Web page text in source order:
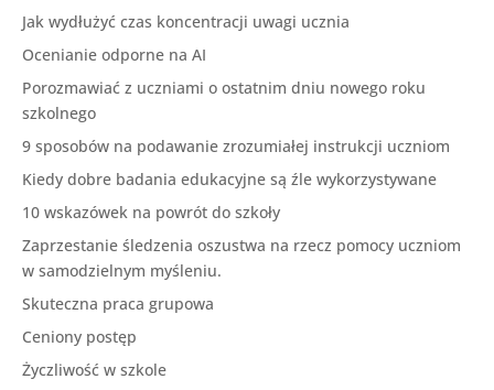
Jak wydłużyć czas koncentracji uwagi ucznia
Ocenianie odporne na AI
Porozmawiać z uczniami o ostatnim dniu nowego roku
szkolnego
9 sposobów na podawanie zrozumiałej instrukcji uczniom
Kiedy dobre badania edukacyjne są źle wykorzystywane
10 wskazówek na powrót do szkoły
Zaprzestanie śledzenia oszustwa na rzecz pomocy uczniom
w samodzielnym myśleniu.
Skuteczna praca grupowa
Ceniony postęp
Życzliwość w szkole